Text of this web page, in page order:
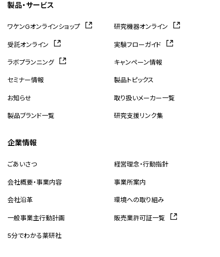
製品・サービス
ワケンGオンラインショップ 研究機器オンライン
受託オンライン 実験フローガイド
ラボプランニング キャンペーン情報
セミナー情報 製品トピックス
お知らせ 取り扱いメーカー一覧
製品ブランド一覧 研究支援リンク集
企業情報
ごあいさつ 経営理念・行動指針
会社概要・事業内容 事業所案内
会社沿革 環境への取り組み
一般事業主行動計画 販売業許可証一覧
5分でわかる薬研社